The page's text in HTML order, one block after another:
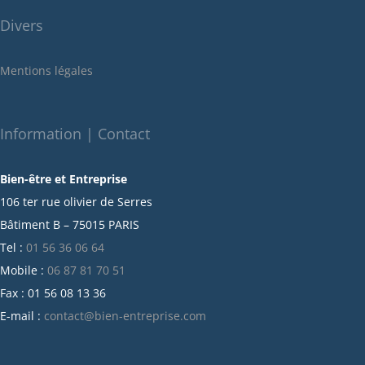
mai 2022
décembre 2021
octobre 2021
juillet 2021
juin 2021
mai 2021
avril 2021
mars 2021
février 2021
Divers
Mentions légales
Information | Contact
Bien-être et Entreprise
106 ter rue olivier de Serres
Bâtiment B – 75015 PARIS
Tel : 01 56 36 06 64
Mobile : 06 87 81 70 51
Fax : 01 56 08 13 36
E-mail : contact@bien-entreprise.com